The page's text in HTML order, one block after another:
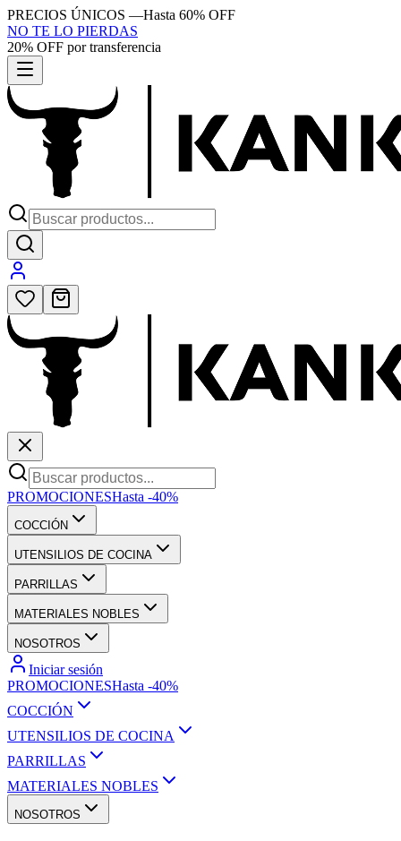
PRECIOS ÚNICOS —Hasta 60% OFF
NO TE LO PIERDAS
20% OFF por transferencia
PROMOCIONESHasta -40%
COCCIÓN
UTENSILIOS DE COCINA
PARRILLAS
MATERIALES NOBLES
NOSOTROS
Iniciar sesión
PROMOCIONESHasta -40%
COCCIÓN
UTENSILIOS DE COCINA
PARRILLAS
MATERIALES NOBLES
NOSOTROS